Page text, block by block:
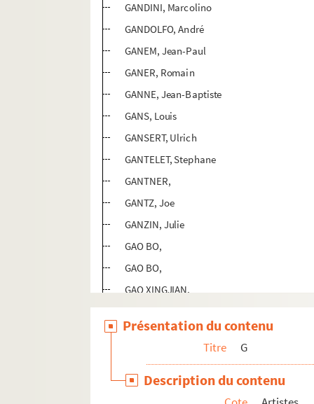
GANDINI, Marcolino
GANDOLFO, André
GANEM, Jean-Paul
GANER, Romain
GANNE, Jean-Baptiste
GANS, Louis
GANSERT, Ulrich
GANTELET, Stephane
GANTNER,
GANTZ, Joe
GANZIN, Julie
GAO BO,
GAO BO,
GAO XINGJIAN,
GAPPMAYR, Heinz
GARACHE, Claude
GARANDERIE, Eric (de la)
GARAND-VERMAISON, Hortense
Présentation du contenu
Titre G
Description du contenu